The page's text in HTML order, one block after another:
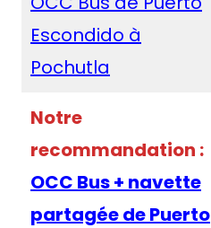
Escondido à
Pochutla
Notre
recommandation :
OCC Bus + navette
partagée de Puerto